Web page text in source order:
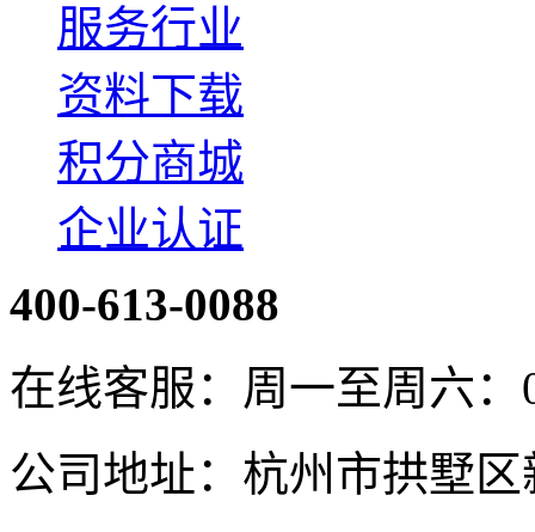
服务行业
资料下载
积分商城
企业认证
400-613-0088
在线客服：周一至周六：
公司地址：杭州市拱墅